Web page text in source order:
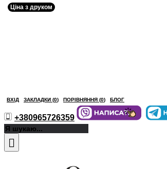
ВХІД ЗАКЛАДКИ (0) ПОРІВНЯННЯ (0) БЛОГ
+380965726359
Ціна з друком